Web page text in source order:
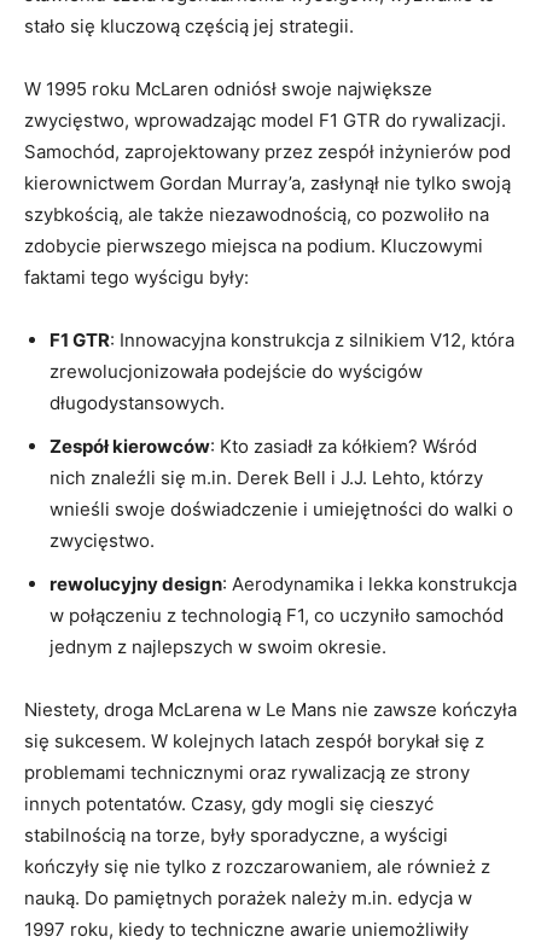
stało się kluczową częścią jej strategii.
W 1995 roku McLaren odniósł swoje największe
zwycięstwo, wprowadzając model F1 GTR do rywalizacji.
Samochód, zaprojektowany przez zespół inżynierów pod
kierownictwem Gordan Murray’a, zasłynął nie tylko swoją
szybkością, ale także niezawodnością, co pozwoliło na
zdobycie pierwszego miejsca na podium. Kluczowymi
faktami tego wyścigu były:
F1 GTR: Innowacyjna konstrukcja z silnikiem V12, która
zrewolucjonizowała podejście do wyścigów
długodystansowych.
Zespół kierowców: Kto zasiadł za kółkiem? Wśród
nich znaleźli się m.in. Derek Bell i J.J. Lehto, którzy
wnieśli swoje doświadczenie i umiejętności do walki o
zwycięstwo.
rewolucyjny design: Aerodynamika i lekka konstrukcja
w połączeniu z technologią F1, co uczyniło samochód
jednym z najlepszych w swoim okresie.
Niestety, droga McLarena w Le Mans nie zawsze kończyła
się sukcesem. W kolejnych latach zespół borykał się z
problemami technicznymi oraz rywalizacją ze strony
innych potentatów. Czasy, gdy mogli się cieszyć
stabilnością na torze, były sporadyczne, a wyścigi
kończyły się nie tylko z rozczarowaniem, ale również z
nauką. Do pamiętnych porażek należy m.in. edycja w
1997 roku, kiedy to techniczne awarie uniemożliwiły